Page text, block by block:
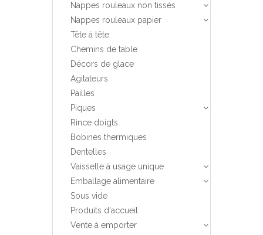
Nappes rouleaux non tissés
Nappes rouleaux papier
Tête à tête
Chemins de table
Décors de glace
Agitateurs
Pailles
Piques
Rince doigts
Bobines thermiques
Dentelles
Vaisselle à usage unique
Emballage alimentaire
Sous vide
Produits d'accueil
Vente à emporter